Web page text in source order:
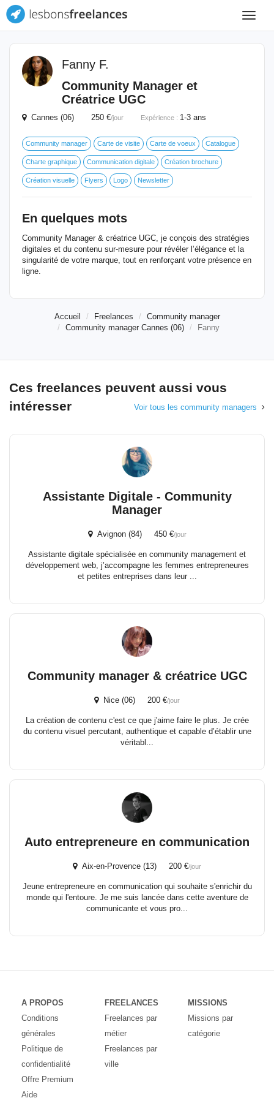
Toggle
Fanny F.
Community Manager et
Créatrice UGC
Cannes (06) 250 €/jour Expérience : 1-3 ans
Community manager Carte de visite Carte de voeux Catalogue
Charte graphique Communication digitale Création brochure
Création visuelle Flyers Logo Newsletter
En quelques mots
Community Manager & créatrice UGC, je conçois des stratégies
digitales et du contenu sur-mesure pour révéler l’élégance et la
singularité de votre marque, tout en renforçant votre présence en
ligne.
Accueil Freelances
Community manager
Community manager Cannes (06)
Fanny
Ces freelances peuvent aussi vous
intéresser
Voir tous les community managers
Assistante Digitale - Community
Manager
Avignon (84) 450 €/jour
Assistante digitale spécialisée en community management et
développement web, j’accompagne les femmes entrepreneures
et petites entreprises dans leur ...
Community manager & créatrice UGC
Nice (06) 200 €/jour
La création de contenu c'est ce que j'aime faire le plus. Je crée
du contenu visuel percutant, authentique et capable d’établir une
véritabl...
Auto entrepreneure en communication
Aix-en-Provence (13) 200 €/jour
Jeune entrepreneure en communication qui souhaite s'enrichir du
monde qui l'entoure. Je me suis lancée dans cette aventure de
communicante et vous pro...
A PROPOS
Conditions
générales
Politique de
confidentialité
Offre Premium
Aide
FREELANCES
Freelances par
métier
Freelances par
ville
MISSIONS
Missions par
catégorie